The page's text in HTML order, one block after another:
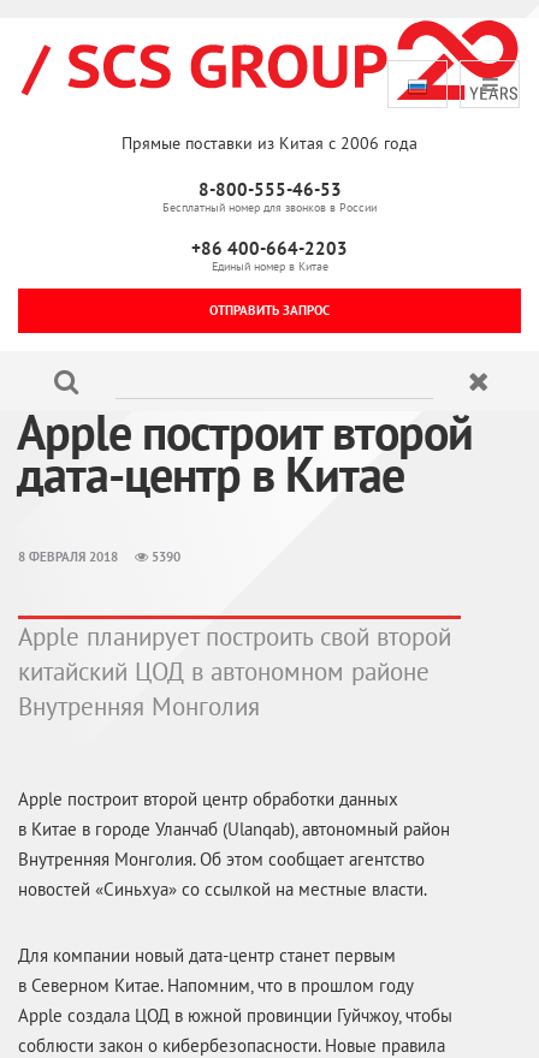
Прямые поставки из Китая с 2006 года
8-800-555-46-53
Бесплатный номер для звонков в России
+86 400-664-2203
Единый номер в Китае
ОТПРАВИТЬ ЗАПРОС
Apple построит второй
дата-центр в Китае
8 ФЕВРАЛЯ 2018 5390
Apple планирует построить свой второй
китайский ЦОД в автономном районе
Внутренняя Монголия
Apple построит второй центр обработки данных
в Китае в городе Уланчаб (Ulanqab), автономный район
Внутренняя Монголия. Об этом сообщает агентство
новостей «Синьхуа» со ссылкой на местные власти.
Для компании новый дата-центр станет первым
в Северном Китае. Напомним, что в прошлом году
Apple создала ЦОД в южной провинции Гуйчжоу, чтобы
соблюсти закон о кибербезопасности. Новые правила